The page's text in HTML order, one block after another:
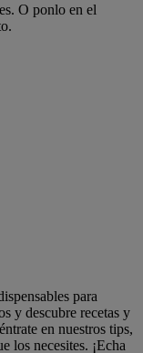
O ponlo en el
para
y descubre recetas y
en nuestros tips,
los necesites. ¡Echa